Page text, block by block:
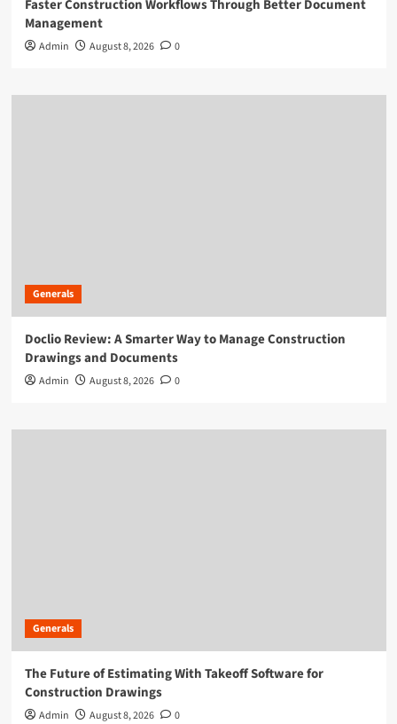
Faster Construction Workflows Through Better Document
Management
Admin August 8, 2026 0
Generals
Doclio Review: A Smarter Way to Manage Construction
Drawings and Documents
Admin August 8, 2026 0
Generals
The Future of Estimating With Takeoff Software for
Construction Drawings
Admin August 8, 2026 0